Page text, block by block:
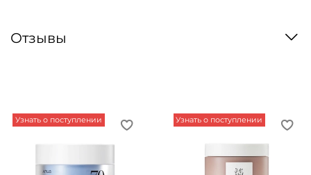
Отзывы
Узнать о поступлении Узнать о поступлении